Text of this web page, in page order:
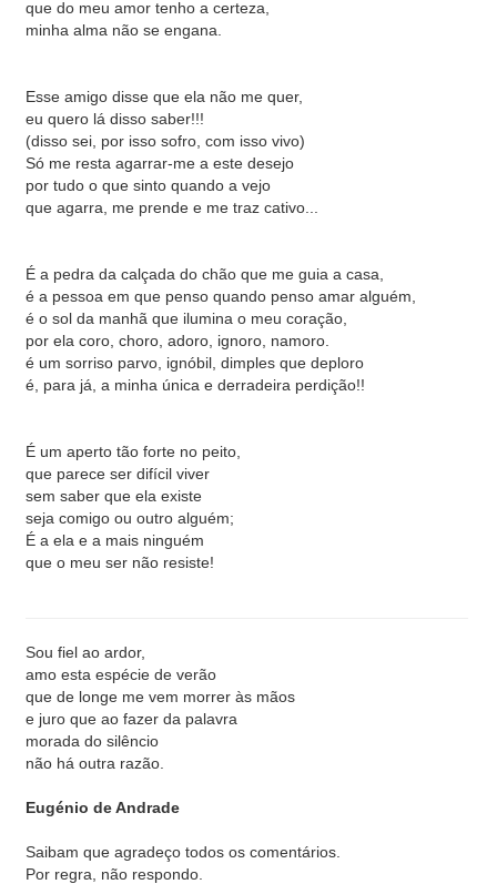
que do meu amor tenho a certeza,
minha alma não se engana.
Esse amigo disse que ela não me quer,
eu quero lá disso saber!!!
(disso sei, por isso sofro, com isso vivo)
Só me resta agarrar-me a este desejo
por tudo o que sinto quando a vejo
que agarra, me prende e me traz cativo...
É a pedra da calçada do chão que me guia a casa,
é a pessoa em que penso quando penso amar alguém,
é o sol da manhã que ilumina o meu coração,
por ela coro, choro, adoro, ignoro, namoro.
é um sorriso parvo, ignóbil, dimples que deploro
é, para já, a minha única e derradeira perdição!!
É um aperto tão forte no peito,
que parece ser difícil viver
sem saber que ela existe
seja comigo ou outro alguém;
É a ela e a mais ninguém
que o meu ser não resiste!
Sou fiel ao ardor,
amo esta espécie de verão
que de longe me vem morrer às mãos
e juro que ao fazer da palavra
morada do silêncio
não há outra razão.
Eugénio de Andrade
Saibam que agradeço todos os comentários.
Por regra, não respondo.